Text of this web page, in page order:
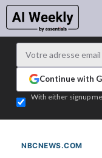
Continue with
With either signup
NBCNEWS.COM